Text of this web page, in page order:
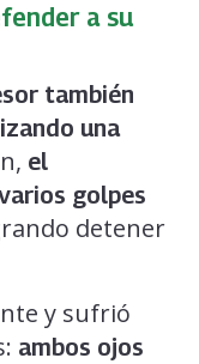
a su
también
una
el
golpes
detener
y sufrió
ambos ojos